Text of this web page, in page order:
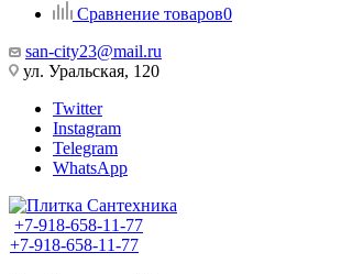
Сравнение товаров0
san-city23@mail.ru
ул. Уральская, 120
Twitter
Instagram
Telegram
WhatsApp
+7-918-658-11-77
+7-918-658-11-77